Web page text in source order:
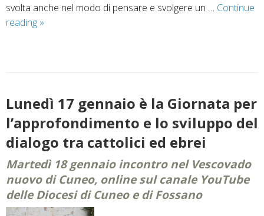
svolta anche nel modo di pensare e svolgere un … Continue
reading Confronto
crescere
nella
sinodalità
»
Lunedì 17 gennaio è la Giornata per
l’approfondimento e lo sviluppo del
dialogo tra cattolici ed ebrei
Martedì 18 gennaio incontro nel Vescovado
nuovo di Cuneo, online sul canale YouTube
delle Diocesi di Cuneo e di Fossano